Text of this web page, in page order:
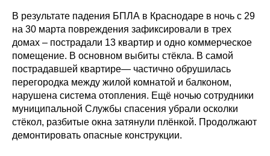
В результате падения БПЛА в Краснодаре в ночь с 29
на 30 марта повреждения зафиксировали в трех
домах – пострадали 13 квартир и одно коммерческое
помещение. В основном выбиты стёкла. В самой
пострадавшей квартире— частично обрушилась
перегородка между жилой комнатой и балконом,
нарушена система отопления. Ещё ночью сотрудники
муниципальной Службы спасения убрали осколки
стёкол, разбитые окна затянули плёнкой. Продолжают
демонтировать опасные конструкции.